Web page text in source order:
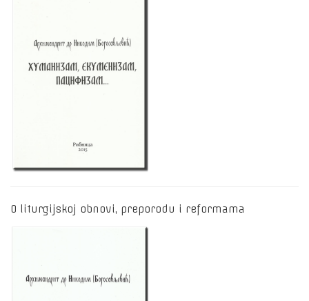
O liturgijskoj obnovi, preporodu i reformama